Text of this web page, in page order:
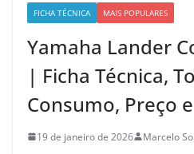
FICHA TÉCNICA MAIS POPULARES
Yamaha Lander
| Ficha Técnica,
Consumo, Preço
19 de janeiro de 2026 Marcelo